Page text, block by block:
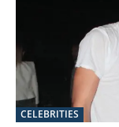
CELEBRITIES